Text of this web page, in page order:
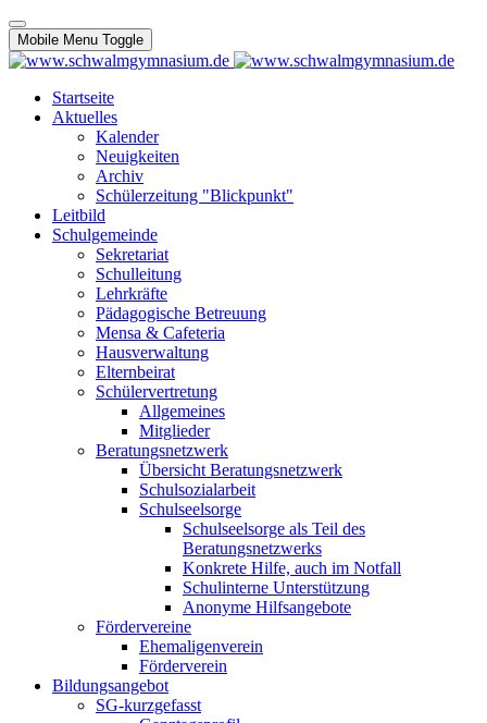
Mobile Menu Toggle
Startseite
Aktuelles
Kalender
Neuigkeiten
Archiv
Schülerzeitung "Blickpunkt"
Leitbild
Schulgemeinde
Sekretariat
Schulleitung
Lehrkräfte
Pädagogische Betreuung
Mensa & Cafeteria
Hausverwaltung
Elternbeirat
Schülervertretung
Allgemeines
Mitglieder
Beratungsnetzwerk
Übersicht Beratungsnetzwerk
Schulsozialarbeit
Schulseelsorge
Schulseelsorge als Teil des
Beratungsnetzwerks
Konkrete Hilfe, auch im Notfall
Schulinterne Unterstützung
Anonyme Hilfsangebote
Fördervereine
Ehemaligenverein
Förderverein
Bildungsangebot
SG-kurzgefasst